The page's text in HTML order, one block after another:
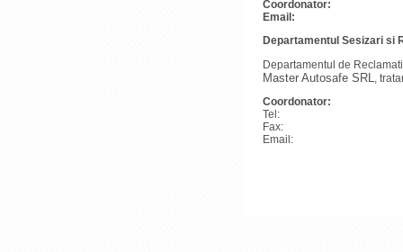
Coordonator:
Email:
Departamentul Sesizari si
Departamentul de
Master Autosafe SRL,
Coordonator:
Tel:
Fax:
Email: